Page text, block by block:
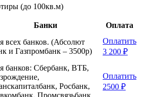
(до 100кв.м)
Банки
Оплата
всех банков. (Абсолют
и Газпромбанк – 3500р)
Оплатить
3 200 ₽
банков: Сбербанк, ВТБ,
Росбанк,
Промсвязьбанк
Оплатить
2500 ₽